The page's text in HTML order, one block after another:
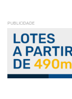
PUBLICIDADE